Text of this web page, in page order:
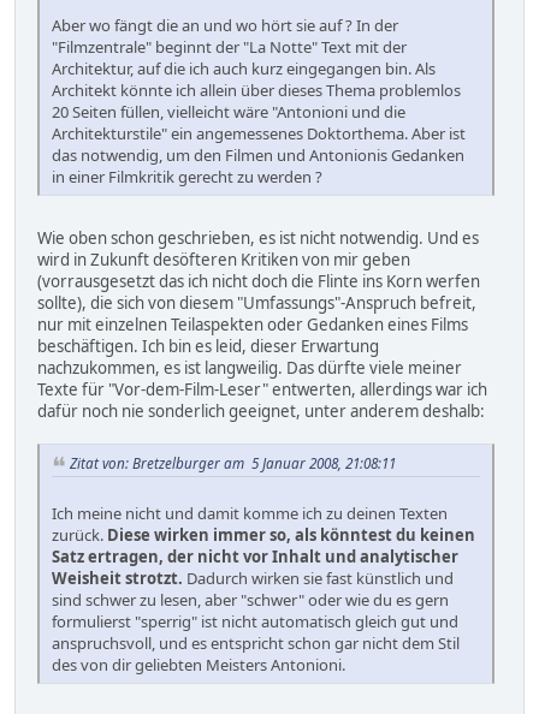
Aber wo fängt die an und wo hört sie auf ? In der
"Filmzentrale" beginnt der "La Notte" Text mit der
Architektur, auf die ich auch kurz eingegangen bin. Als
Architekt könnte ich allein über dieses Thema problemlos
20 Seiten füllen, vielleicht wäre "Antonioni und die
Architekturstile" ein angemessenes Doktorthema. Aber ist
das notwendig, um den Filmen und Antonionis Gedanken
in einer Filmkritik gerecht zu werden ?
Wie oben schon geschrieben, es ist nicht notwendig. Und es
wird in Zukunft desöfteren Kritiken von mir geben
(vorrausgesetzt das ich nicht doch die Flinte ins Korn werfen
sollte), die sich von diesem "Umfassungs"-Anspruch befreit,
nur mit einzelnen Teilaspekten oder Gedanken eines Films
beschäftigen. Ich bin es leid, dieser Erwartung
nachzukommen, es ist langweilig. Das dürfte viele meiner
Texte für "Vor-dem-Film-Leser" entwerten, allerdings war ich
dafür noch nie sonderlich geeignet, unter anderem deshalb:
Zitat von: Bretzelburger am 5 Januar 2008, 21:08:11
Ich meine nicht und damit komme ich zu deinen Texten
zurück. Diese wirken immer so, als könntest du keinen
Satz ertragen, der nicht vor Inhalt und analytischer
Weisheit strotzt. Dadurch wirken sie fast künstlich und
sind schwer zu lesen, aber "schwer" oder wie du es gern
formulierst "sperrig" ist nicht automatisch gleich gut und
anspruchsvoll, und es entspricht schon gar nicht dem Stil
des von dir geliebten Meisters Antonioni.